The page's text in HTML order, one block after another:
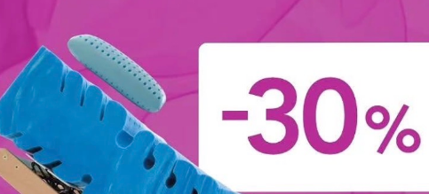
Simposio Reverse Travertino